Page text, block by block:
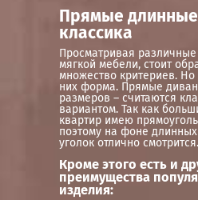
Прямые
классика
Просматривая
мягкой мебели, стоит
множество критериев.
них форма. Прямые
размеров – считаются
вариантом. Так как
квартир имею
поэтому на фоне длинных
уголок отлично смотрится.
Кроме этого есть и
преимущества
изделия: